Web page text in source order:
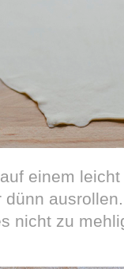
einem
dünn
nicht zu